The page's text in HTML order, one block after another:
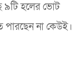
৯টি হলের ভোট
না কেউই।